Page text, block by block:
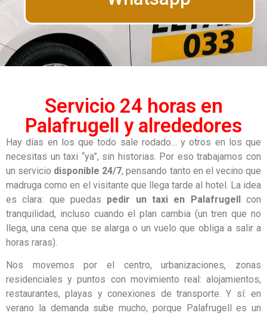
Servicio 24 horas en
Palafrugell y alrededores
Hay días en los que todo sale rodado… y otros en los que
necesitas un taxi “ya”, sin historias. Por eso trabajamos con
un servicio disponible 24/7, pensando tanto en el vecino que
madruga como en el visitante que llega tarde al hotel. La idea
es clara: que puedas pedir un taxi en Palafrugellcon
tranquilidad, incluso cuando el plan cambia (un tren que no
llega, una cena que se alarga o un vuelo que obliga a salir a
horas raras).
Nos movemos por el centro, urbanizaciones, zonas
residenciales y puntos con movimiento real: alojamientos,
restaurantes, playas y conexiones de transporte. Y sí: en
verano la demanda sube mucho, porque Palafrugell es un